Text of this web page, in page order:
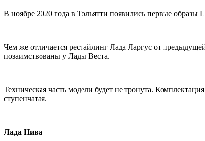
В ноябре 2020 года в Тольятти появились первые образы
Чем же отличается рестайлинг Лада Ларгус от
позаимствованы у Лады Веста.
Техническая часть модели будет не тронута.
ступенчатая.
Лада Нива